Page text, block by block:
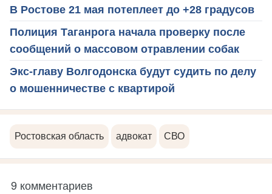
В Ростове 21 мая потеплеет до +28 градусов
Полиция Таганрога начала проверку после
сообщений о массовом отравлении собак
Экс-главу Волгодонска будут судить по делу
о мошенничестве с квартирой
Ростовская область адвокат СВО
9 комментариев